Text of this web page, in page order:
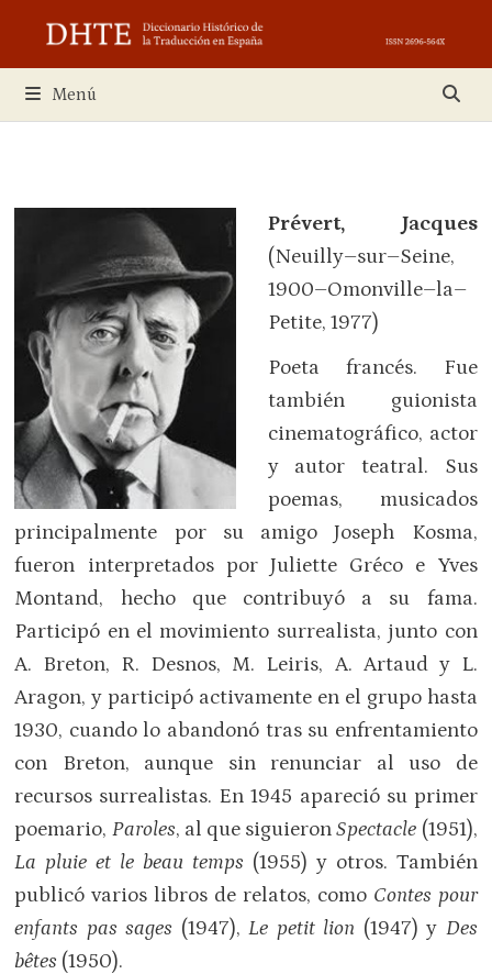
contenido
Menú
Prévert, Jacques
(Neuilly–sur–Seine,
1900–Omonville–la–
Petite, 1977)
Poeta francés. Fue
también guionista
cinematográfico, actor
y autor teatral. Sus
poemas, musicados
principalmente por su amigo Joseph Kosma,
fueron interpretados por Juliette Gréco e Yves
Montand, hecho que contribuyó a su fama.
Participó en el movimiento surrealista, junto con
A. Breton, R. Desnos, M. Leiris, A. Artaud y L.
Aragon, y participó activamente en el grupo hasta
1930, cuando lo abandonó tras su enfrentamiento
con Breton, aunque sin renunciar al uso de
recursos surrealistas. En 1945 apareció su primer
poemario, Paroles, al que siguieronSpectacle (1951),
La pluie et le beau temps (1955) y otros. También
publicó varios libros de relatos, como Contes pour
enfants pas sages (1947),Le petit lion (1947) y Des
bêtes (1950).